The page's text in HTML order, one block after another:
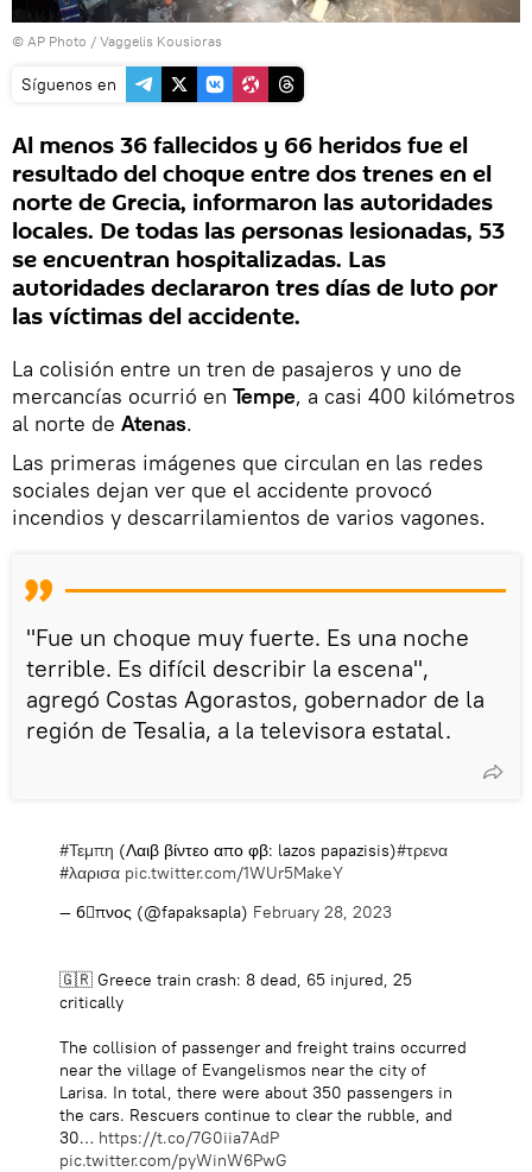
© AP Photo / Vaggelis Kousioras
Síguenos en
Al menos 36 fallecidos y 66 heridos fue el
resultado del choque entre dos trenes en el
norte de Grecia, informaron las autoridades
locales. De todas las personas lesionadas, 53
se encuentran hospitalizadas. Las
autoridades declararon tres días de luto por
las víctimas del accidente.
La colisión entre un tren de pasajeros y uno de
mercancías ocurrió en Tempe, a casi 400 kilómetros
al norte de Atenas.
Las primeras imágenes que circulan en las redes
sociales dejan ver que el accidente provocó
incendios y descarrilamientos de varios vagones.
"Fue un choque muy fuerte. Es una noche
terrible. Es difícil describir la escena",
agregó Costas Agorastos, gobernador de la
región de Tesalia, a la televisora estatal.
#Τεμπη (Λαιβ βίντεο απο φβ: lazos papazisis)#τρενα
#λαρισα pic.twitter.com/1WUr5MakeY
— 6⃣πνος (@fapaksapla) February 28, 2023
🇬🇷 Greece train crash: 8 dead, 65 injured, 25
critically
The collision of passenger and freight trains occurred
near the village of Evangelismos near the city of
Larisa. In total, there were about 350 passengers in
the cars. Rescuers continue to clear the rubble, and
30… https://t.co/7G0iia7AdP
pic.twitter.com/pyWinW6PwG